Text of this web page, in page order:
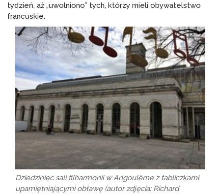
tydzień, aż „uwolniono” tych, którzy mieli obywatelstwo
francuskie.
Dziedziniec sali filharmonii w Angoulême z tabliczkami
upamiętniającymi obławę (autor zdjęcia: Richard